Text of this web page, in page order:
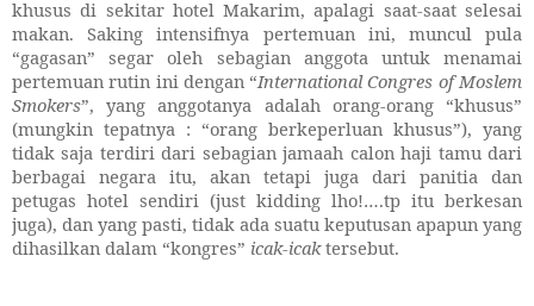
khusus di sekitar hotel Makarim, apalagi saat-saat selesai
makan. Saking intensifnya pertemuan ini, muncul pula
“gagasan” segar oleh sebagian anggota untuk menamai
pertemuan rutin ini dengan “International Congres of Moslem
Smokers”, yang anggotanya adalah orang-orang “khusus”
(mungkin tepatnya : “orang berkeperluan khusus”), yang
tidak saja terdiri dari sebagian jamaah calon haji tamu dari
berbagai negara itu, akan tetapi juga dari panitia dan
petugas hotel sendiri (just kidding lho!….tp itu berkesan
juga), dan yang pasti, tidak ada suatu keputusan apapun yang
dihasilkan dalam “kongres” icak-icaktersebut.